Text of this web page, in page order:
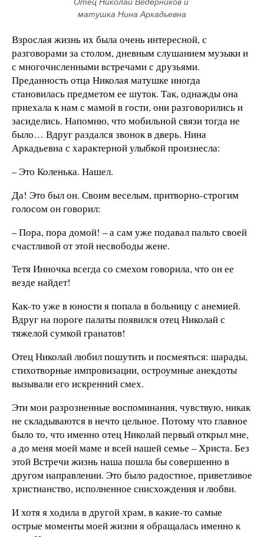
матушка Нина Аркадьевна
Взрослая жизнь их была очень интересной, с
разговорами за столом, дневным слушанием музыки и
с многочисленными встречами с друзьями.
Преданность отца Николая матушке иногда
становилась предметом ее шуток. Так, однажды она
приехала к нам с мамой в гости, они разговорились и
засиделись. Напомню, что мобильной связи тогда не
было… Вдруг раздался звонок в дверь. Нина
Аркадьевна с характерной улыбкой произнесла:
– Это Коленька. Нашел.
Да! Это был он. Своим веселым, притворно-строгим
голосом он говорил:
– Пора, пора домой! – а сам уже подавал пальто своей
счастливой от этой несвободы жене.
Тетя Инночка всегда со смехом говорила, что он ее
везде найдет!
Как-то уже в юности я попала в больницу с анемией.
Вдруг на пороге палаты появился отец Николай с
тяжелой сумкой гранатов!
Отец Николай любил пошутить и посмеяться: шарады,
стихотворные импровизации, остроумные анекдоты
вызывали его искренний смех.
Эти мои разрозненные воспоминания, чувствую, никак
не складываются в нечто цельное. Потому что главное
было то, что именно отец Николай первый открыл мне,
а до меня моей маме и всей нашей семье – Христа. Без
этой Встречи жизнь наша пошла бы совершенно в
другом направлении. Это было радостное, приветливое
христианство, исполненное снисхождения и любви.
И хотя я ходила в другой храм, в какие-то самые
острые моменты моей жизни я обращалась именно к